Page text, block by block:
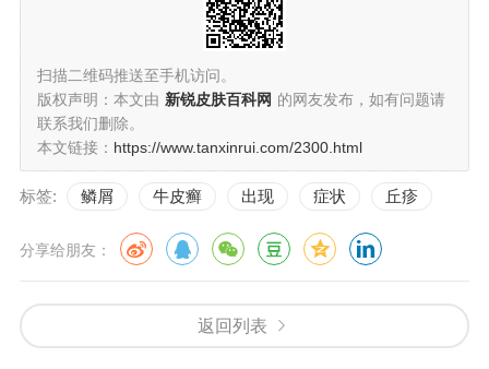
扫描二维码推送至手机访问。
版权声明：本文由 新锐皮肤百科网 的网友发布，如有问题请
联系我们删除。
本文链接： https://www.tanxinrui.com/2300.html
标签: 鳞屑 牛皮癣 出现 症状 丘疹
分享给朋友：
返回列表